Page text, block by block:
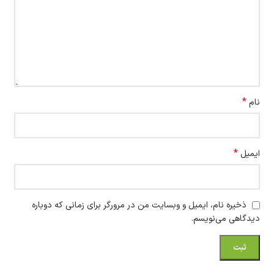
نام*
ایمیل *
ذخیره نام، ایمیل و وبسایت من در مرورگر برای زمانی که دوباره
دیدگاهی می‌نویسم.